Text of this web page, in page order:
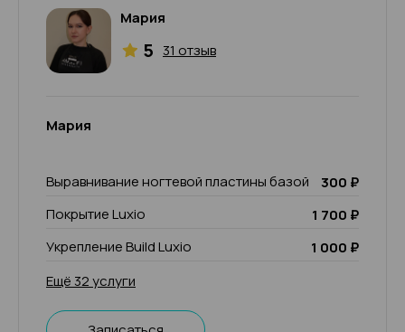
Мария
5 31 отзыв
Мария
Выравнивание ногтевой пластины базой
300 ₽
Покрытие Luxio
1 700 ₽
Укрепление Build Luxio
1 000 ₽
Ещё 32 услуги